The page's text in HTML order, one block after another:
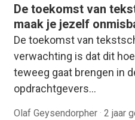
De toekomst van
maak je jezelf
De toekomst van
verwachting is dat dit
teweeg gaat brengen in
opdrachtgevers…
Olaf Geysendorpher · 2 jaar